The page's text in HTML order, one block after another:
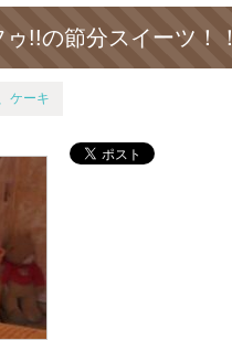
!!の節分スイーツ！！
ケーキ